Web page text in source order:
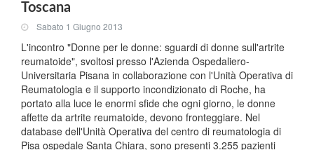
Toscana
Sabato 1 Giugno 2013
L'incontro "Donne per le donne: sguardi di donne sull'artrite
reumatoide", svoltosi presso l'Azienda Ospedaliero-
Universitaria Pisana in collaborazione con l'Unità Operativa di
Reumatologia e il supporto incondizionato di Roche, ha
portato alla luce le enormi sfide che ogni giorno, le donne
affette da artrite reumatoide, devono fronteggiare. Nel
database dell'Unità Operativa del centro di reumatologia di
Pisa ospedale Santa Chiara, sono presenti 3.255 pazienti